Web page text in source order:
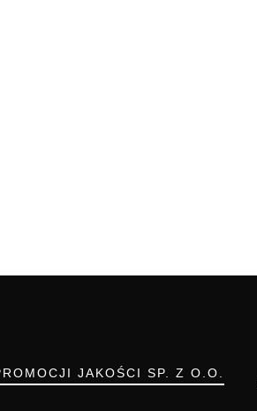
JAKOŚCI SP. Z O.O.